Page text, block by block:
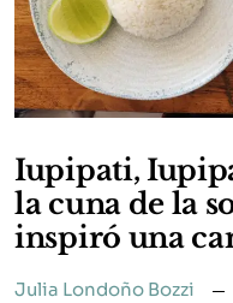
Iupipati,
la cuna de la
inspiró una
Julia Londoño Bozzi